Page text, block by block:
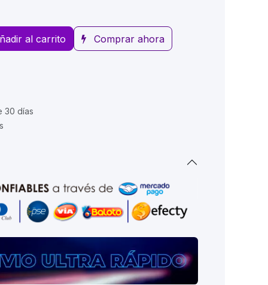
al carrito Comprar ahora
30 días